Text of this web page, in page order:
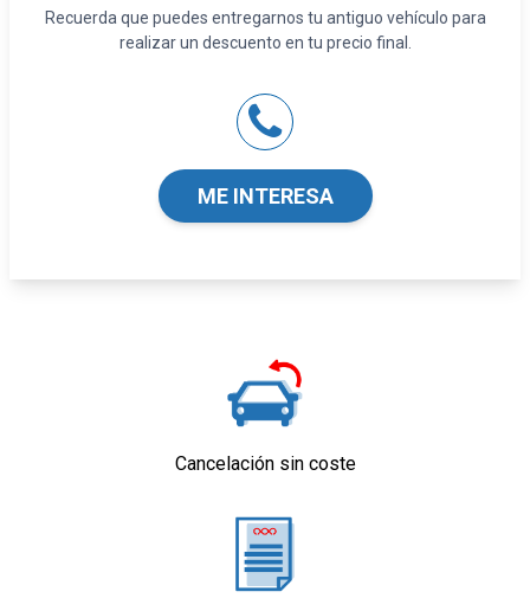
Reposacabezas en asientos delanteros, tres
reposacabezas en asientos traseros
Equipamiento orientativo basado en el
modelo. Para detalle, dirigirse a
concesionario.
Recuerda que puedes entregarnos tu antiguo vehículo para
realizar un descuento en tu precio final.
ME INTERESA
Cancelación sin coste